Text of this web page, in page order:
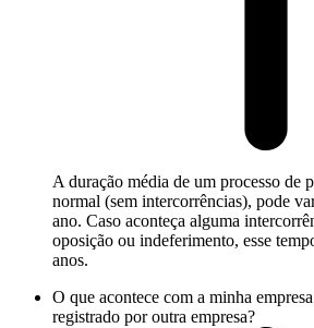
A duração média de um processo de
normal (sem intercorrências), pode
ano. Caso aconteça alguma
oposição ou indeferimento, esse
anos.
O que acontece com a minha
registrado por outra empresa?